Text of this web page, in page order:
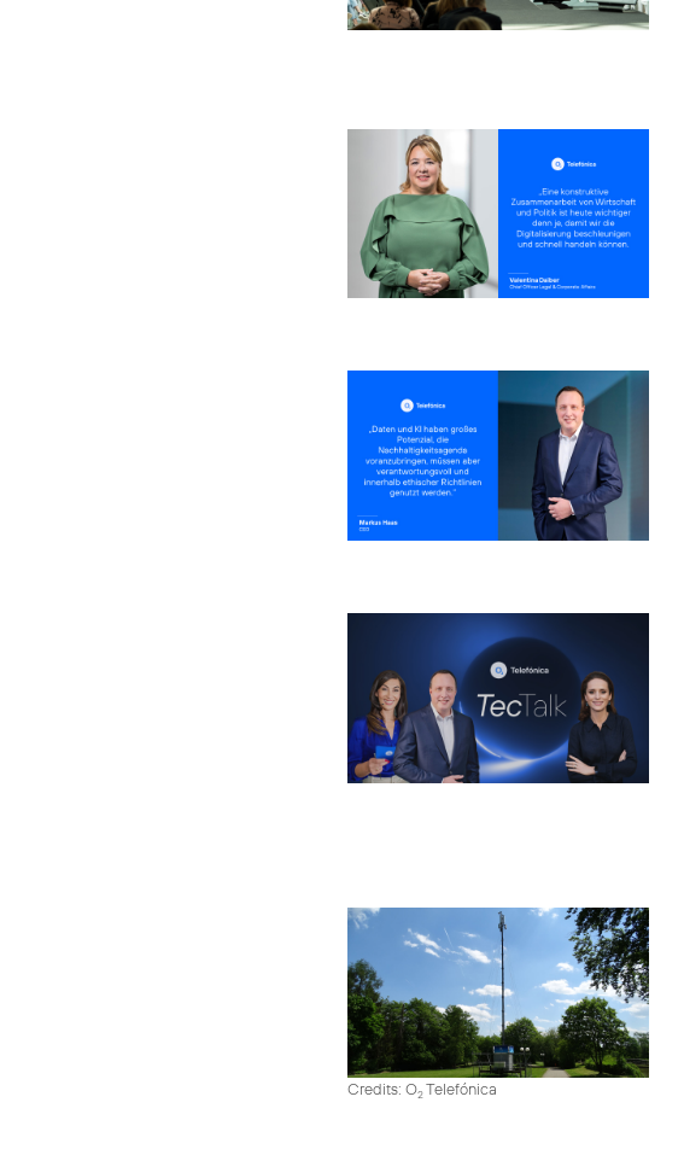
Credits: O2Telefónica